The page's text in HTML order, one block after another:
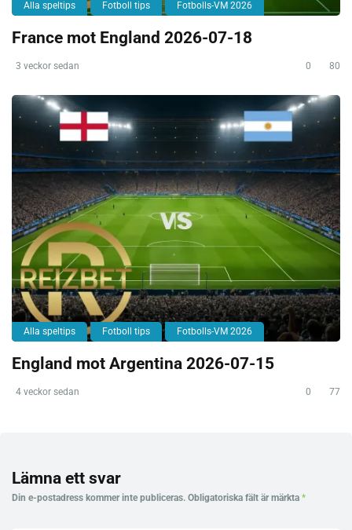
Alla speltips Fotboll tips Fotbolls-VM 2026
France mot England 2026-07-18
3 veckor sedan 0 80
Alla speltips Fotboll tips Fotbolls-VM 2026
England mot Argentina 2026-07-15
4 veckor sedan 0 77
Lämna ett svar
Din e-postadress kommer inte publiceras. Obligatoriska fält är märkta *